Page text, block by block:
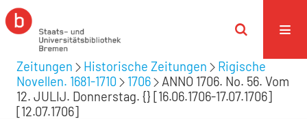
Zeitungen Historische Zeitungen
Rigische
Novellen. 1681-1710
1706
ANNO 1706. No. 56. Vom
12. JULIJ. Donnerstag. {} [16.06.1706-17.07.1706]
[12.07.1706]